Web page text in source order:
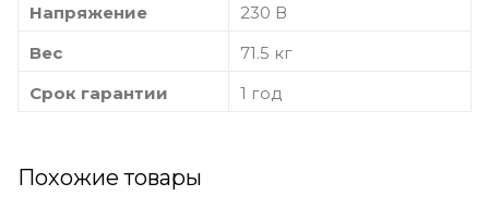
Напряжение
230 В
Вес
71.5 кг
Срок гарантии
1 год
Похожие товары